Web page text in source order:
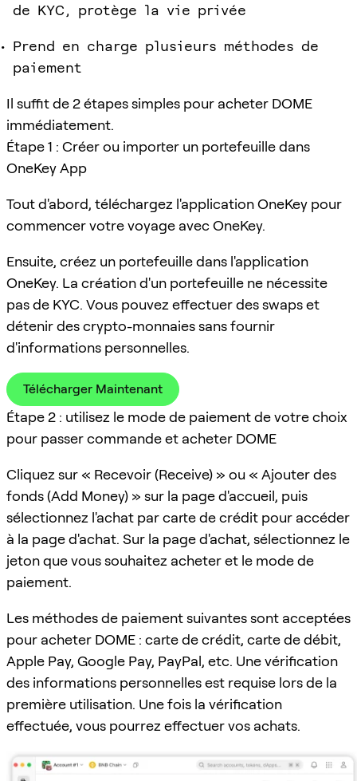
de KYC, protège la vie privée
Prend en charge plusieurs méthodes de
paiement
Il suffit de 2 étapes simples pour acheter DOME
immédiatement.
Étape 1 : Créer ou importer un portefeuille dans
OneKey App
Tout d'abord, téléchargez l'application OneKey pour
commencer votre voyage avec OneKey.
Ensuite, créez un portefeuille dans l'application
OneKey. La création d'un portefeuille ne nécessite
pas de KYC. Vous pouvez effectuer des swaps et
détenir des crypto-monnaies sans fournir
d'informations personnelles.
Télécharger Maintenant
Étape 2 : utilisez le mode de paiement de votre choix
pour passer commande et acheter DOME
Cliquez sur « Recevoir (Receive) » ou « Ajouter des
fonds (Add Money) » sur la page d'accueil, puis
sélectionnez l'achat par carte de crédit pour accéder
à la page d'achat. Sur la page d'achat, sélectionnez le
jeton que vous souhaitez acheter et le mode de
paiement.
Les méthodes de paiement suivantes sont acceptées
pour acheter DOME : carte de crédit, carte de débit,
Apple Pay, Google Pay, PayPal, etc. Une vérification
des informations personnelles est requise lors de la
première utilisation. Une fois la vérification
effectuée, vous pourrez effectuer vos achats.